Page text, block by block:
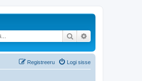
Otsi
Logi sisse
Registreeru